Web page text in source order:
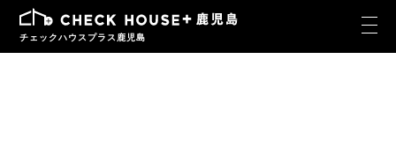
チェックハウスプラス鹿児島